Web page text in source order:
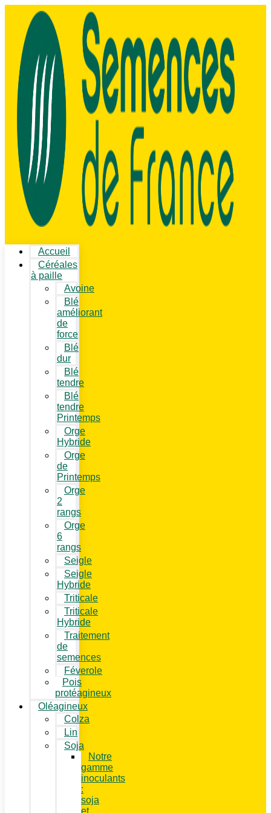
Accueil
Céréales
à paille
Avoine
Blé
améliorant
de
force
Blé
dur
Blé
tendre
Blé
tendre
Printemps
Orge
Hybride
Orge
de
Printemps
Orge
2
rangs
Orge
6
rangs
Seigle
Seigle
Hybride
Triticale
Triticale
Hybride
Traitement
de
semences
Féverole
Pois
protéagineux
Oléagineux
Colza
Lin
Soja
Notre
gamme
inoculants
:
soja
et